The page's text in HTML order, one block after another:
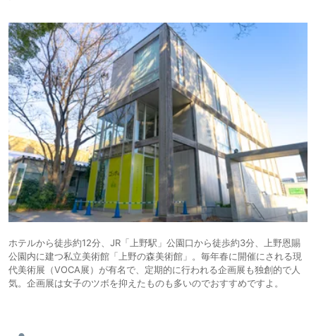
ホテルから徒歩約12分、JR「上野駅」公園口から徒歩約3分、上野恩賜
公園内に建つ私立美術館「上野の森美術館」。毎年春に開催にされる現
代美術展（VOCA展）が有名で、定期的に行われる企画展も独創的で人
気。企画展は女子のツボを抑えたものも多いのでおすすめですよ。